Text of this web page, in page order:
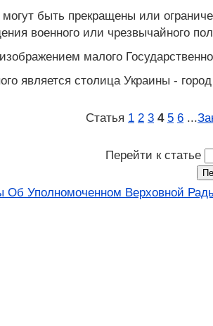
быть прекращены или
военного или чрезвычайного
малого
является столица Украины -
Статья 1 2 3 4 5 6 ...
Перейти к статье
Об Уполномоченном Верховной